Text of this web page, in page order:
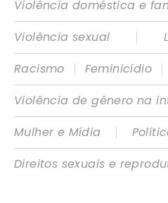
Violência doméstica e
Violência sexual
|
Racismo
| Feminicídio |
Violência de gênero na
Mulher e Mídia
|
Direitos sexuais e